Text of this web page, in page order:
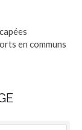
en communs